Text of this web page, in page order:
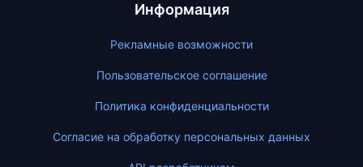
Информация
Рекламные возможности
Пользовательское соглашение
Политика конфиденциальности
Согласие на обработку персональных данных